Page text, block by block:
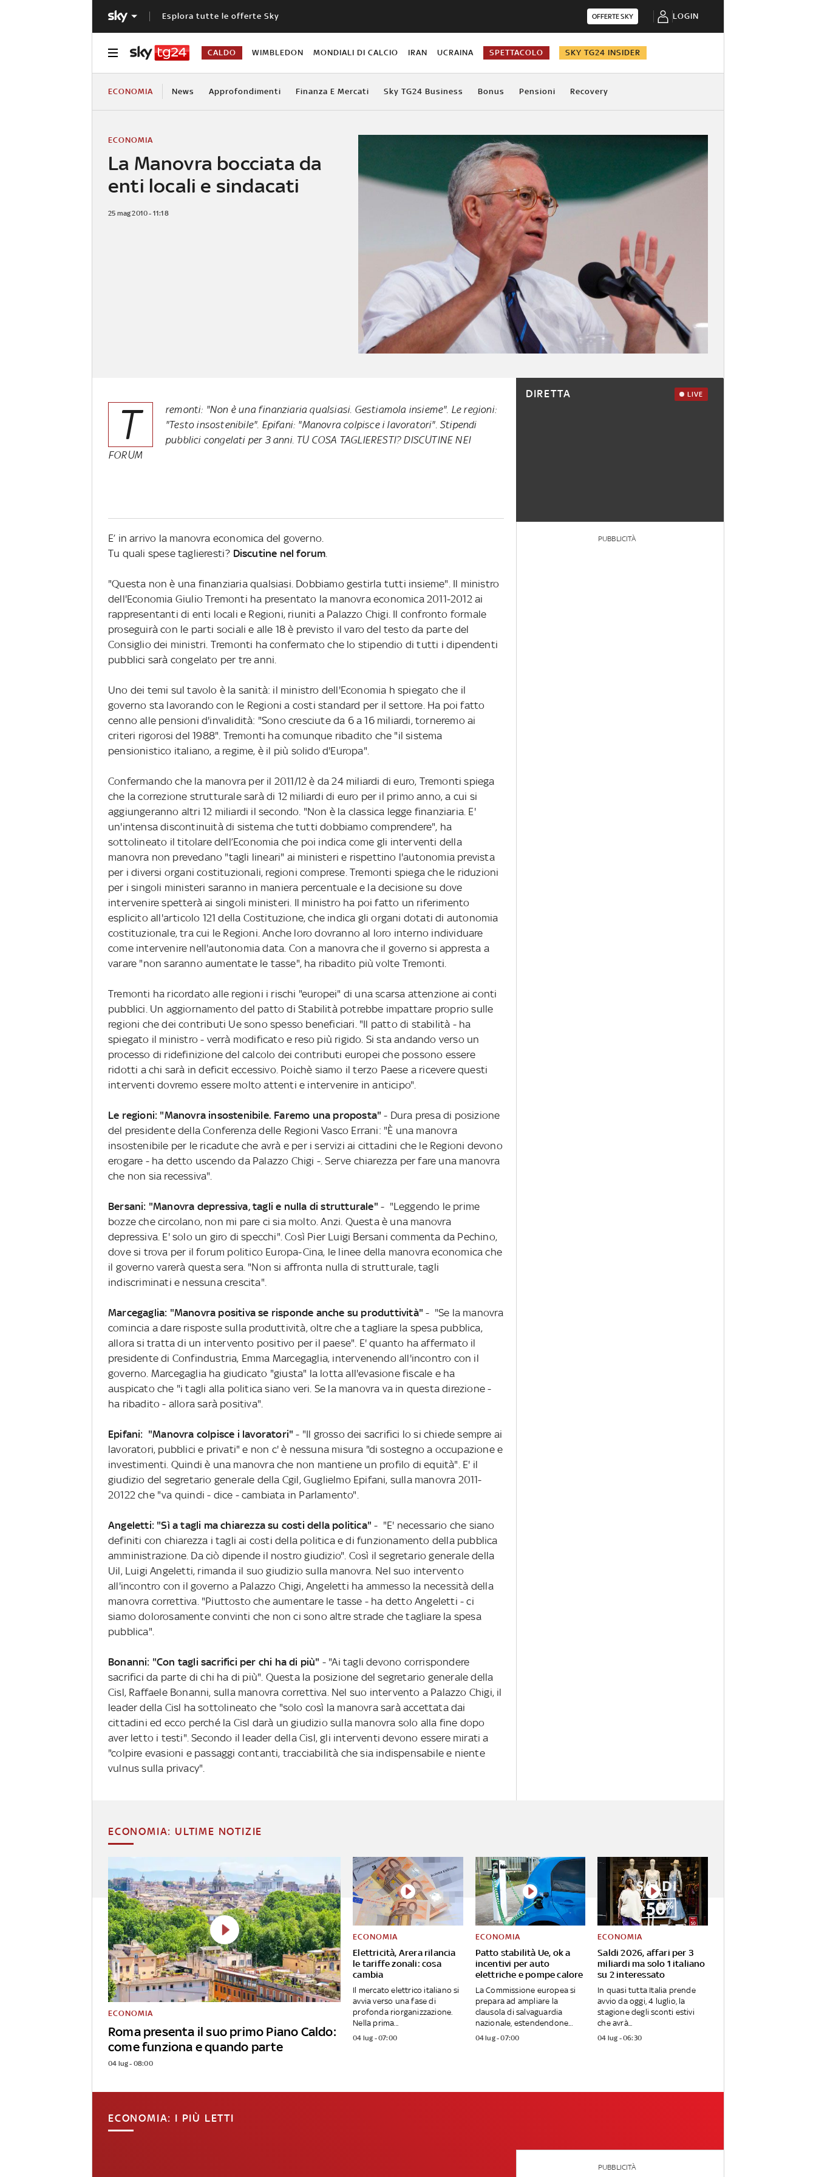
Esplora tutte le offerte Sky OFFERTE SKY LOGIN
CALDO WIMBLEDON MONDIALI DI CALCIO IRAN UCRAINA SPETTACOLO SKY TG24 INSIDER
ECONOMIA News Approfondimenti Finanza E Mercati Sky TG24 Business Bonus Pensioni Recovery
La Manovra bocciata da
enti locali e sindacati
ECONOMIA
25 mag 2010 - 11:18
T
remonti: "Non è una finanziaria qualsiasi. Gestiamola insieme". Le regioni:
"Testo insostenibile". Epifani: "Manovra colpisce i lavoratori". Stipendi
pubblici congelati per 3 anni. TU COSA TAGLIERESTI? DISCUTINE NEI
FORUM
E’ in arrivo la manovra economica del governo.
Tu quali spese taglieresti? Discutine nel forum
"Questa non è una finanziaria qualsiasi. Dobbiamo gestirla tutti insieme". Il ministro
dell'Economia Giulio Tremonti ha presentato la manovra economica 2011-2012 ai
rappresentanti di enti locali e Regioni, riuniti a Palazzo Chigi. Il confronto formale
proseguirà con le parti sociali e alle 18 è previsto il varo del testo da parte del
Consiglio dei ministri. Tremonti ha confermato che lo stipendio di tutti i dipendenti
pubblici sarà congelato per tre anni.
Uno dei temi sul tavolo è la sanità: il ministro dell'Economia h spiegato che il
governo sta lavorando con le Regioni a costi standard per il settore. Ha poi fatto
cenno alle pensioni d'invalidità: "Sono cresciute da 6 a 16 miliardi, torneremo ai
criteri rigorosi del 1988". Tremonti ha comunque ribadito che "il sistema
pensionistico italiano, a regime, è il più solido d'Europa".
Confermando che la manovra per il 2011/12 è da 24 miliardi di euro, Tremonti spiega
che la correzione strutturale sarà di 12 miliardi di euro per il primo anno, a cui si
aggiungeranno altri 12 miliardi il secondo. "Non è la classica legge finanziaria. E'
un'intensa discontinuità di sistema che tutti dobbiamo comprendere", ha
sottolineato il titolare dell’Economia che poi indica come gli interventi della
manovra non prevedano "tagli lineari" ai ministeri e rispettino l'autonomia prevista
per i diversi organi costituzionali, regioni comprese. Tremonti spiega che le riduzioni
per i singoli ministeri saranno in maniera percentuale e la decisione su dove
intervenire spetterà ai singoli ministeri. Il ministro ha poi fatto un riferimento
esplicito all'articolo 121 della Costituzione, che indica gli organi dotati di autonomia
costituzionale, tra cui le Regioni. Anche loro dovranno al loro interno individuare
come intervenire nell'autonomia data. Con a manovra che il governo si appresta a
varare "non saranno aumentate le tasse", ha ribadito più volte Tremonti.
Tremonti ha ricordato alle regioni i rischi "europei" di una scarsa attenzione ai conti
pubblici. Un aggiornamento del patto di Stabilità potrebbe impattare proprio sulle
regioni che dei contributi Ue sono spesso beneficiari. "Il patto di stabilità - ha
spiegato il ministro - verrà modificato e reso più rigido. Si sta andando verso un
processo di ridefinizione del calcolo dei contributi europei che possono essere
ridotti a chi sarà in deficit eccessivo. Poichè siamo il terzo Paese a ricevere questi
interventi dovremo essere molto attenti e intervenire in anticipo".
Le regioni: "Manovra insostenibile. Faremo una proposta" - Dura presa di posizione
del presidente della Conferenza delle Regioni Vasco Errani: "È una manovra
insostenibile per le ricadute che avrà e per i servizi ai cittadini che le Regioni devono
erogare - ha detto uscendo da Palazzo Chigi -. Serve chiarezza per fare una manovra
che non sia recessiva".
Bersani: "Manovra depressiva, tagli e nulla di strutturale" - "Leggendo le prime
bozze che circolano, non mi pare ci sia molto. Anzi. Questa è una manovra
depressiva. E' solo un giro di specchi". Così Pier Luigi Bersani commenta da Pechino,
dove si trova per il forum politico Europa-Cina, le linee della manovra economica che
il governo varerà questa sera. "Non si affronta nulla di strutturale, tagli
indiscriminati e nessuna crescita".
Marcegaglia: "Manovra positiva se risponde anche su produttività" - "Se la manovra
comincia a dare risposte sulla produttività, oltre che a tagliare la spesa pubblica,
allora si tratta di un intervento positivo per il paese". E' quanto ha affermato il
presidente di Confindustria, Emma Marcegaglia, intervenendo all'incontro con il
governo. Marcegaglia ha giudicato "giusta" la lotta all'evasione fiscale e ha
auspicato che "i tagli alla politica siano veri. Se la manovra va in questa direzione -
ha ribadito - allora sarà positiva".
Epifani: "Manovra colpisce i lavoratori" - "Il grosso dei sacrifici lo si chiede sempre ai
lavoratori, pubblici e privati" e non c' è nessuna misura "di sostegno a occupazione e
investimenti. Quindi è una manovra che non mantiene un profilo di equità". E' il
giudizio del segretario generale della Cgil, Guglielmo Epifani, sulla manovra 2011-
20122 che "va quindi - dice - cambiata in Parlamento".
Angeletti: "Sì a tagli ma chiarezza su costi della politica" - "E' necessario che siano
definiti con chiarezza i tagli ai costi della politica e di funzionamento della pubblica
amministrazione. Da ciò dipende il nostro giudizio". Così il segretario generale della
Uil, Luigi Angeletti, rimanda il suo giudizio sulla manovra. Nel suo intervento
all'incontro con il governo a Palazzo Chigi, Angeletti ha ammesso la necessità della
manovra correttiva. "Piuttosto che aumentare le tasse - ha detto Angeletti - ci
siamo dolorosamente convinti che non ci sono altre strade che tagliare la spesa
pubblica".
Bonanni: "Con tagli sacrifici per chi ha di più" - "Ai tagli devono corrispondere
sacrifici da parte di chi ha di più". Questa la posizione del segretario generale della
Cisl, Raffaele Bonanni, sulla manovra correttiva. Nel suo intervento a Palazzo Chigi, il
leader della Cisl ha sottolineato che "solo così la manovra sarà accettata dai
cittadini ed ecco perché la Cisl darà un giudizio sulla manovra solo alla fine dopo
aver letto i testi". Secondo il leader della Cisl, gli interventi devono essere mirati a
"colpire evasioni e passaggi contanti, tracciabilità che sia indispensabile e niente
vulnus sulla privacy".
DIRETTA LIVE
PUBBLICITÀ
ECONOMIA: ULTIME NOTIZIE
Roma presenta il suo primo Piano Caldo:
come funziona e quando parte
ECONOMIA
04 lug - 08:00
Elettricità, Arera rilancia
le tariffe zonali: cosa
cambia
ECONOMIA
Il mercato elettrico italiano si
avvia verso una fase di
profonda riorganizzazione.
Nella prima...
04 lug - 07:00
Patto stabilità Ue, ok a
incentivi per auto
elettriche e pompe calore
ECONOMIA
La Commissione europea si
prepara ad ampliare la
clausola di salvaguardia
nazionale, estendendone...
04 lug - 07:00
Saldi 2026, affari per 3
miliardi ma solo 1 italiano
su 2 interessato
ECONOMIA
In quasi tutta Italia prende
avvio da oggi, 4 luglio, la
stagione degli sconti estivi
che avrà...
04 lug - 06:30
ECONOMIA: I PIÙ LETTI
PUBBLICITÀ